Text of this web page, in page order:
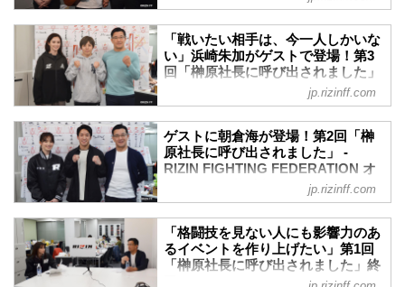
です。デビューは高校一年生の時です」
と大雅が回答すると「デビューが早いか
ら格闘技界に長く居るイメージだけど、
まだむちゃくちゃ若いんだな」と驚きの
声を上げた。...
榊原信行CEOとRIZINアンバサダーのく
人とともに番組を盛り上げた。
番組冒頭、榊原CEOから10月の試合で負
傷した怪我の状況について尋ねられる
と、憂流迦は「痛みはなくなっていて、
骨自体もだいぶくっついています。ただ
もう一度手術する予定だったが、このコ
ロナの影響で延期になった」と話した。
もう一度手術しないと完治しないという
現状をカメラの前で明...
FEDERATION オフィシャルサイト
昨夜に引き続き、都内のRIZIN事務局から
Youtubeライブ配信が行われた「榊原社長
に呼び出されました」。3日連続配信の2
日目にゲストとして登場したのは、昨年
大晦日に元パンクラス王者・石渡伸太郎
吉田拓郎の「落陽」を扇久保が唄いなが
らライブ配信がスタート。これには榊原
CEOも「すごいね」の一言。「落陽」を
唄いきった扇久保は「試合よりも緊張し
ました」と、はにかんで見せた。
榊原CEOから「どんな生活を送ってる
の？」と質問されると、扇久保は「対人
練習が出来ないので、走...
「戦いたい相手は、今一人しかいな
い」浜崎朱加がゲストで登場！第3
回「榊原社長に呼び出されました」
- RIZIN FIGHTING FEDERATION
オフィシャルサイト
3日連続ライブ配信が決定したYoutubeラ
イブ配信番組「榊原社長に呼び出されま
した」が、5月6日（水・祝）RIZIN事務局
3日連続配信の初日ゲストとして、RIZIN
頭、榊原信行CEOとRIZINアンバサダー
のくるみに呼び込まれて登場した浜崎
は、2人とともに番組を盛り上げた。
番組冒頭、メガイベント開催について話
jp.rizinff.com
ゲストに朝倉海が登場！第2回「榊
原社長に呼び出されました」 -
RIZIN FIGHTING FEDERATION オ
「榊原社長に呼び出されました」が、4月
29日（水）RIZIN事務局にて行われた。
第2回となる今回は、ゲストにRIZINファ
jp.rizinff.com
「格闘技を見ない人にも影響力のあ
るイベントを作り上げたい」第1回
「榊原社長に呼び出されました」終